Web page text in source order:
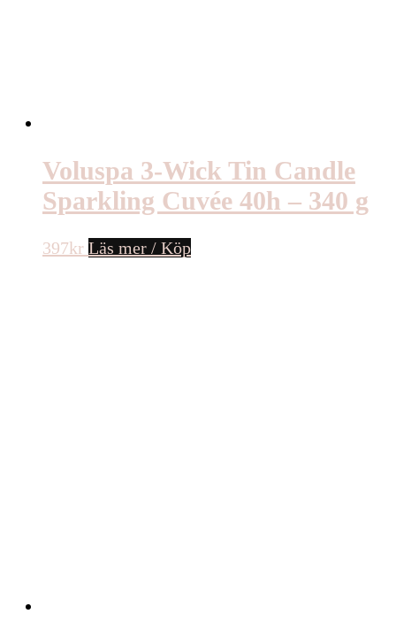
Voluspa 3-Wick Tin Candle
Sparkling Cuvée 40h – 340 g
397kr Läs mer / Köp